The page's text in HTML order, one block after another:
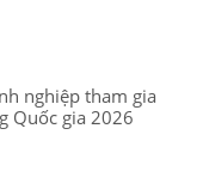
nghiệp tham gia
Quốc gia 2026